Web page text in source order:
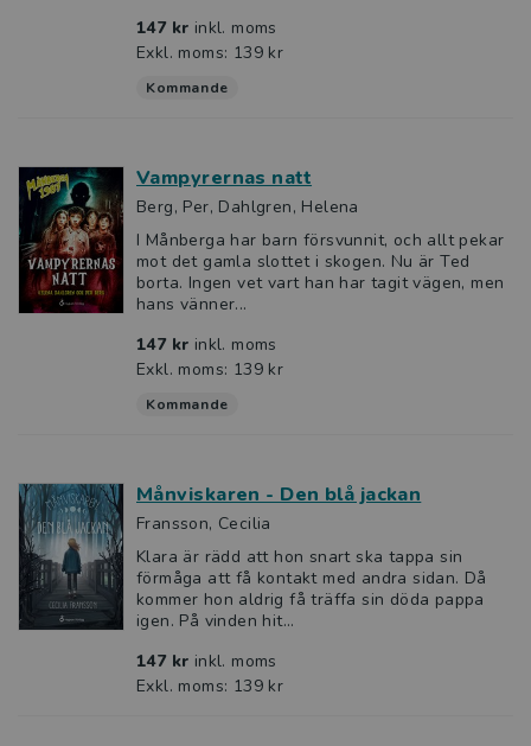
147 kr inkl. moms
Exkl. moms: 139 kr
Kommande
Vampyrernas natt
Berg, Per, Dahlgren, Helena
I Månberga har barn försvunnit, och allt pekar
mot det gamla slottet i skogen. Nu är Ted
borta. Ingen vet vart han har tagit vägen, men
hans vänner...
147 kr inkl. moms
Exkl. moms: 139 kr
Kommande
Månviskaren - Den blå jackan
Fransson, Cecilia
Klara är rädd att hon snart ska tappa sin
förmåga att få kontakt med andra sidan. Då
kommer hon aldrig få träffa sin döda pappa
igen. På vinden hit...
147 kr inkl. moms
Exkl. moms: 139 kr